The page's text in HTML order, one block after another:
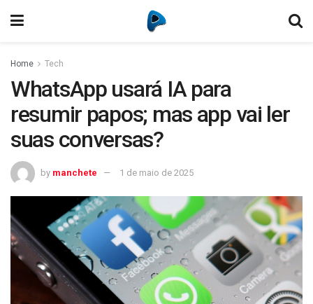
Home Tech
WhatsApp usará IA para
resumir papos; mas app vai ler
suas conversas?
by manchete 1 de maio de 2025